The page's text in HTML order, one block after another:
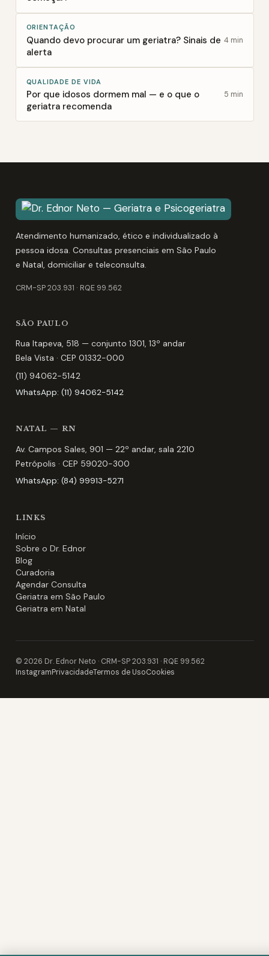
ORIENTAÇÃO
Quando devo procurar um geriatra? Sinais de
alerta
4 min
QUALIDADE DE VIDA
Por que idosos dormem mal — e o que o
geriatra recomenda
5 min
Atendimento humanizado, ético e individualizado à
pessoa idosa. Consultas presenciais em São Paulo
e Natal, domiciliar e teleconsulta.
CRM-SP 203.931 · RQE 99.562
SÃO PAULO
Rua Itapeva, 518 — conjunto 1301, 13º andar
Bela Vista · CEP 01332-000
(11) 94062-5142
WhatsApp: (11) 94062-5142
NATAL — RN
Av. Campos Sales, 901 — 22º andar, sala 2210
Petrópolis · CEP 59020-300
WhatsApp: (84) 99913-5271
LINKS
Início
Sobre o Dr. Ednor
Blog
Curadoria
Agendar Consulta
Geriatra em São Paulo
Geriatra em Natal
© 2026 Dr. Ednor Neto · CRM-SP 203.931 · RQE 99.562
InstagramPrivacidadeTermos de UsoCookies